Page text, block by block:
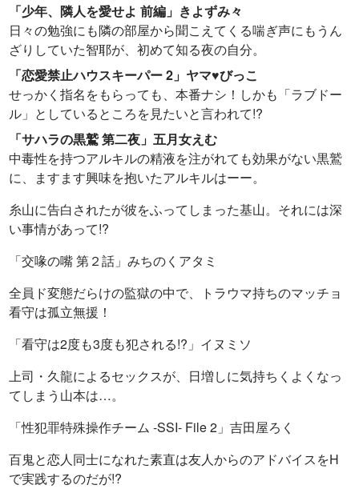
「少年、隣人を愛せよ 前編」きよずみ々
日々の勉強にも隣の部屋から聞こえてくる喘ぎ声にもうん
ざりしていた智耶が、初めて知る夜の自分。
「恋愛禁止ハウスキーパー 2」ヤマ♥びっこ
せっかく指名をもらっても、本番ナシ！しかも「ラブドー
ル」としているところを見たいと言われて!?
「サハラの黒鷲 第二夜」五月女えむ
中毒性を持つアルキルの精液を注がれても効果がない黒鷲
に、ますます興味を抱いたアルキルはーー。
糸山に告白されたが彼をふってしまった基山。それには深
い事情があって!?
「交喙の嘴 第２話」みちのくアタミ
全員ド変態だらけの監獄の中で、トラウマ持ちのマッチョ
看守は孤立無援！
「看守は2度も3度も犯される!?」イヌミソ
上司・久龍によるセックスが、日増しに気持ちくよくなっ
てしまう山本は…。
「性犯罪特殊操作チーム -SSI- File 2」吉田屋ろく
百鬼と恋人同士になれた素直は友人からのアドバイスをH
で実践するのだが!?